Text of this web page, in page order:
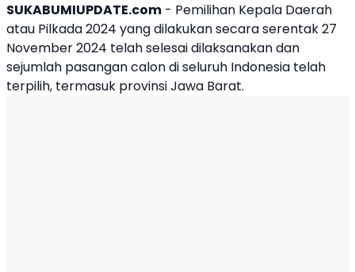
SUKABUMIUPDATE.com - Pemilihan Kepala Daerah
atau Pilkada 2024 yang dilakukan secara serentak 27
November 2024 telah selesai dilaksanakan dan
sejumlah pasangan calon di seluruh Indonesia telah
terpilih, termasuk provinsi Jawa Barat.